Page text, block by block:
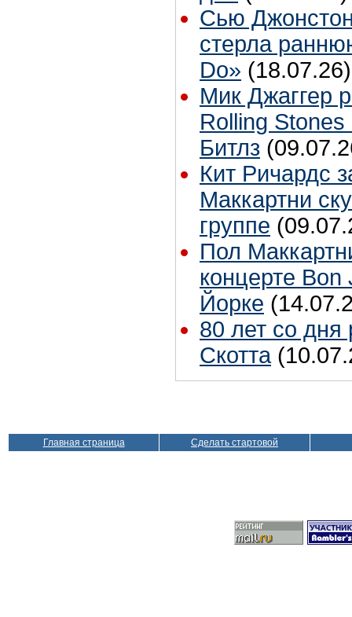
Сью
стерла
Do» (18.07.26)
Мик Джаггер
Rolling Stones
Битлз
Кит Ричардс
Маккартни
группе
Пол
концерте
Йорке
80 лет со
Скотта
Главная страница Сделать стартовой